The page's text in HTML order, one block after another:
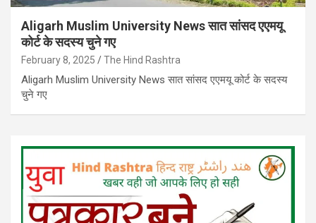
Aligarh Muslim University News सात सांसद एएमयू
कोर्ट के सदस्य चुने गए
February 8, 2025 The Hind Rashtra
Aligarh Muslim University News सात सांसद एएमयू कोर्ट के सदस्य
चुने गए